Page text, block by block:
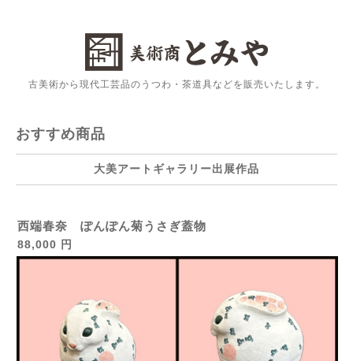
古美術から現代工芸品のうつわ・茶道具などを販売いたします。
おすすめ商品
大美アートギャラリー出展作品
西端春奈 ぽんぽん菊うさぎ蓋物
88,000 円